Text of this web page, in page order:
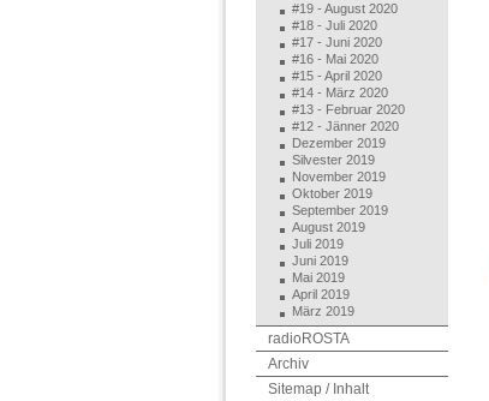
#19 - August 2020
#18 - Juli 2020
#17 - Juni 2020
#16 - Mai 2020
#15 - April 2020
#14 - März 2020
#13 - Februar 2020
#12 - Jänner 2020
Dezember 2019
Silvester 2019
November 2019
Oktober 2019
September 2019
August 2019
Juli 2019
Juni 2019
Mai 2019
April 2019
März 2019
radioROSTA
Archiv
Sitemap / Inhalt